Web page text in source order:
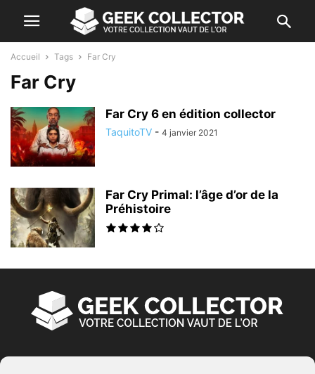
Accueil Tags Far Cry
Far Cry
Far Cry 6 en édition collector
TaquitoTV - 4 janvier 2021
Far Cry Primal: l’âge d’or de la
Préhistoire